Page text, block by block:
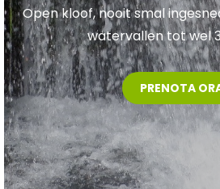
Open kloof, nooit smal
watervallen tot wel
PRENOTA